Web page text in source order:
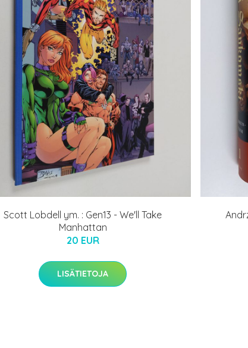
Scott Lobdell ym. : Gen13 - We'll Take
Manhattan
20 EUR
LISÄTIETOJA